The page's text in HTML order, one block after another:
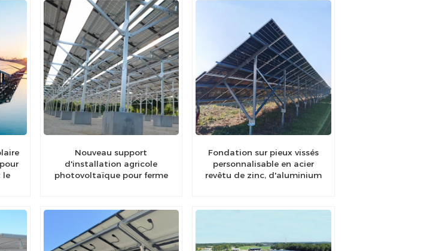
le
Nouveau support
d'installation agricole
photovoltaïque pour ferme
Fondation sur pieux vissés
personnalisable en acier
revêtu de zinc, d'aluminium